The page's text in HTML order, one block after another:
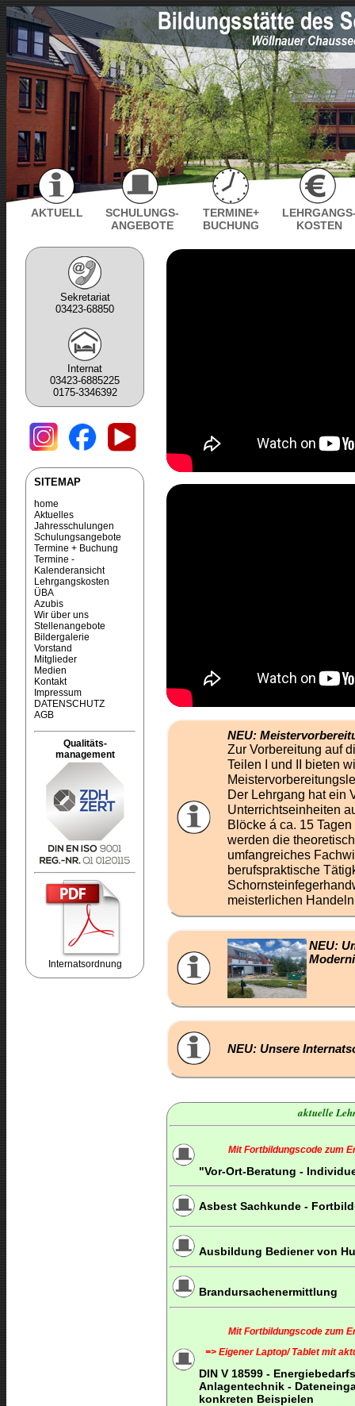
AKTUELL
SCHULUNGS-
ANGEBOTE
TERMINE+
BUCHUNG
KOSTEN
Sekretariat
03423-68850
Internat
03423-6885225
0175-3346392
SITEMAP
home
Aktuelles
Jahresschulungen
Schulungsangebote
Termine + Buchung
Termine -
Kalenderansicht
Lehrgangskosten
ÜBA
Azubis
Wir über uns
Stellenangebote
Bildergalerie
Vorstand
Mitglieder
Medien
Kontakt
Impressum
DATENSCHUTZ
AGB
Qualitäts-
management
Internatsordnung
NEU:
Zur Vorbereitung auf
Teilen I und II bieten
Der Lehrgang hat ein
Unterrichtseinheiten
Blöcke á ca. 15
werden die
umfangreiches
berufspraktische
meisterlichen
NEU:
NEU: Unsere
aktuelle
Mit Fortbildungscode zum
"Vor-Ort-Beratung -
Asbest Sachkunde -
Ausbildung Bediener von
Brandursachenermittlung
Mit Fortbildungscode zum
=> Eigener Laptop/ Tablet mit
DIN V 18599 -
Anlagentechnik -
konkreten Beispielen